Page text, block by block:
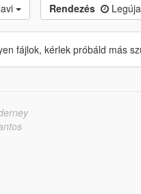
Rendezés
fájlok, kérlek próbáld más